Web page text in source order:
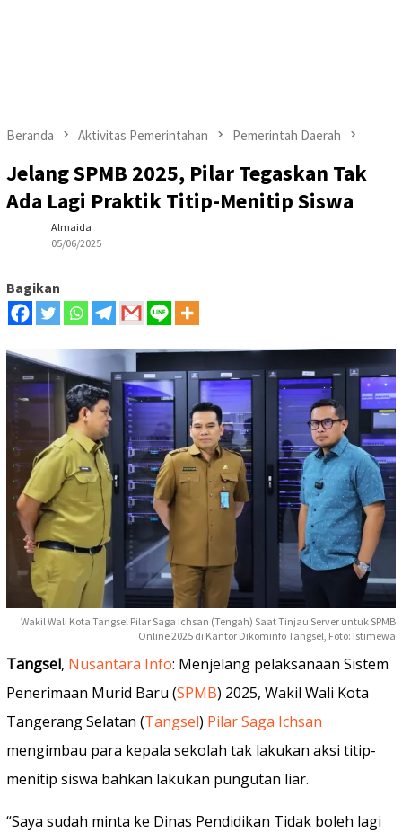
Beranda Aktivitas Pemerintahan Pemerintah Daerah
Jelang SPMB 2025, Pilar Tegaskan Tak
Ada Lagi Praktik Titip-Menitip Siswa
Almaida
05/06/2025
Bagikan
Wakil Wali Kota Tangsel Pilar Saga Ichsan (Tengah) Saat Tinjau Server untuk SPMB
Online 2025 di Kantor Dikominfo Tangsel, Foto: Istimewa
Tangsel, Nusantara Info: Menjelang pelaksanaan Sistem
Penerimaan Murid Baru (SPMB) 2025, Wakil Wali Kota
Tangerang Selatan (Tangsel) Pilar Saga Ichsan
mengimbau para kepala sekolah tak lakukan aksi titip-
menitip siswa bahkan lakukan pungutan liar.
“Saya sudah minta ke Dinas Pendidikan Tidak boleh lagi